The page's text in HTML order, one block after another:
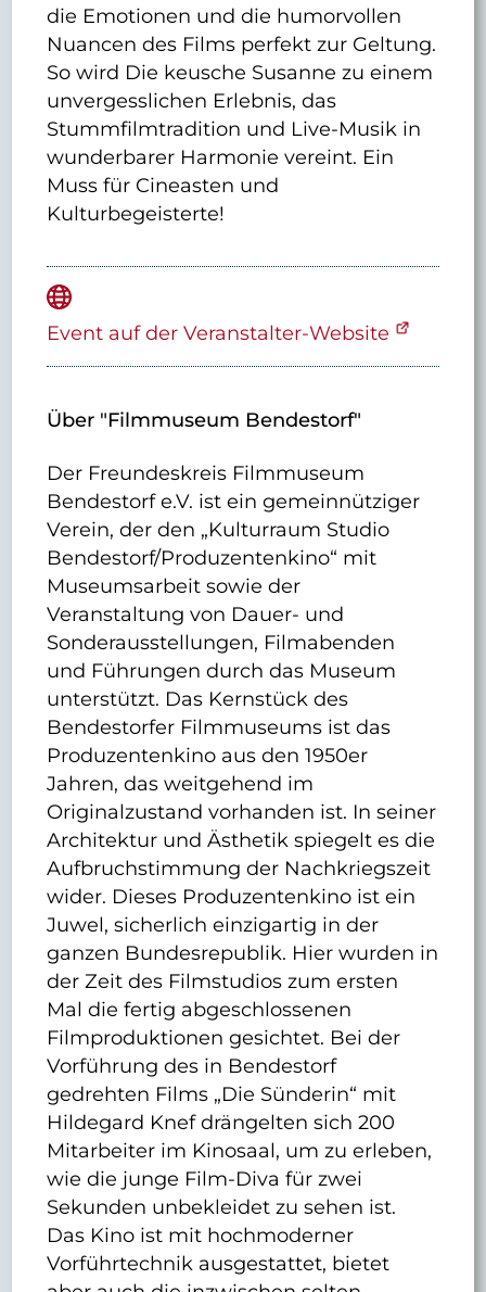
die Emotionen und die humorvollen
Nuancen des Films perfekt zur Geltung.
So wird Die keusche Susanne zu einem
unvergesslichen Erlebnis, das
Stummfilmtradition und Live-Musik in
wunderbarer Harmonie vereint. Ein
Muss für Cineasten und
Kulturbegeisterte!
Event auf der Veranstalter-Website
Über "Filmmuseum Bendestorf"
Der Freundeskreis Filmmuseum
Bendestorf e.V. ist ein gemeinnütziger
Verein, der den „Kulturraum Studio
Bendestorf/Produzentenkino“ mit
Museumsarbeit sowie der
Veranstaltung von Dauer- und
Sonderausstellungen, Filmabenden
und Führungen durch das Museum
unterstützt. Das Kernstück des
Bendestorfer Filmmuseums ist das
Produzentenkino aus den 1950er
Jahren, das weitgehend im
Originalzustand vorhanden ist. In seiner
Architektur und Ästhetik spiegelt es die
Aufbruchstimmung der Nachkriegszeit
wider. Dieses Produzentenkino ist ein
Juwel, sicherlich einzigartig in der
ganzen Bundesrepublik. Hier wurden in
der Zeit des Filmstudios zum ersten
Mal die fertig abgeschlossenen
Filmproduktionen gesichtet. Bei der
Vorführung des in Bendestorf
gedrehten Films „Die Sünderin“ mit
Hildegard Knef drängelten sich 200
Mitarbeiter im Kinosaal, um zu erleben,
wie die junge Film-Diva für zwei
Sekunden unbekleidet zu sehen ist.
Das Kino ist mit hochmoderner
Vorführtechnik ausgestattet, bietet